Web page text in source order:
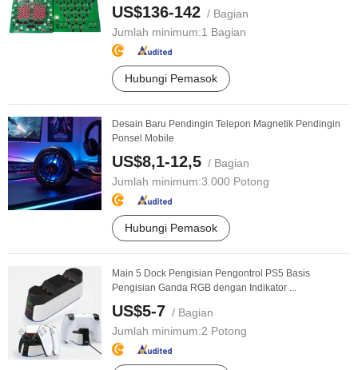
US$136-142 / Bagian
Jumlah minimum:1 Bagian
Hubungi Pemasok
Desain Baru Pendingin Telepon Magnetik Pendingin
Ponsel Mobile
US$8,1-12,5 / Bagian
Jumlah minimum:3.000 Potong
Hubungi Pemasok
Main 5 Dock Pengisian Pengontrol PS5 Basis
Pengisian Ganda RGB dengan Indikator ...
US$5-7 / Bagian
Jumlah minimum:2 Potong